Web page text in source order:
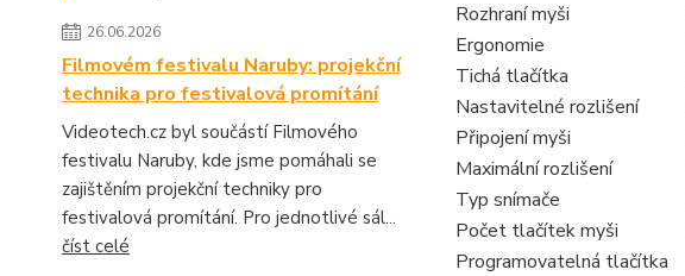
26.06.2026
Filmovém festivalu Naruby: projekční
technika pro festivalová promítání
Videotech.cz byl součástí Filmového
festivalu Naruby, kde jsme pomáhali se
zajištěním projekční techniky pro
festivalová promítání. Pro jednotlivé sál...
číst celé
Rozhraní myši
Ergonomie
Tichá tlačítka
Nastavitelné rozlišení
Připojení myši
Maximální rozlišení
Typ snímače
Počet tlačítek myši
Programovatelná tlačítka